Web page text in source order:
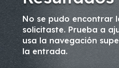
No se pudo encontrar
solicitaste. Prueba a
usa la navegación
la entrada.